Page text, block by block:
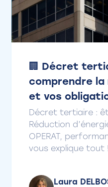
🏢 Décret
comprendre
et vos
Décret tertiaire :
Réduction
OPERAT,
vous explique tout !
Laura